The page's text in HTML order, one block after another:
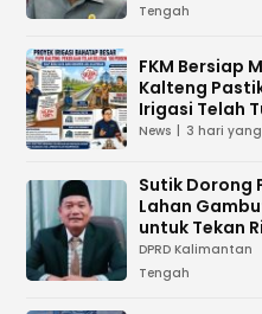
Tengah
FKM Bersiap
Kalteng
Irigasi Telah
News 3 hari
Sutik Dorong
Lahan
untuk Tekan
DPRD Kalimantan
Tengah